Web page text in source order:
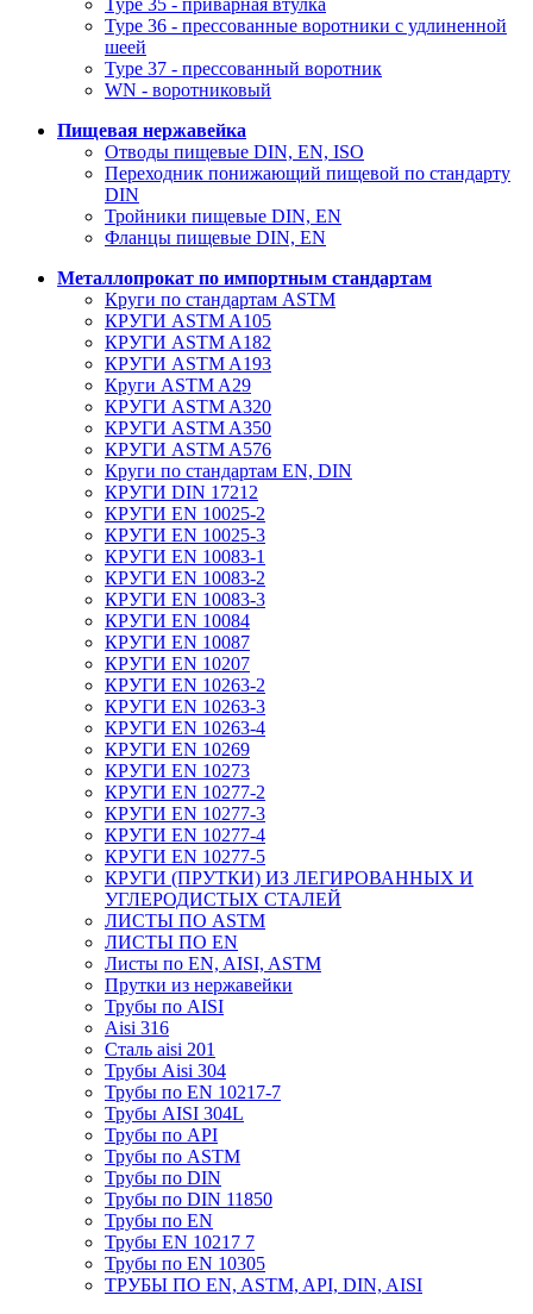
Type 35 - приварная втулка
Type 36 - прессованные воротники с удлиненной
шеей
Type 37 - прессованный воротник
WN - воротниковый
Пищевая нержавейка
Отводы пищевые DIN, EN, ISO
Переходник понижающий пищевой по стандарту
DIN
Тройники пищевые DIN, EN
Фланцы пищевые DIN, EN
Металлопрокат по импортным стандартам
Круги по стандартам ASTM
КРУГИ ASTM A105
КРУГИ ASTM A182
КРУГИ ASTM A193
Круги ASTM A29
КРУГИ ASTM A320
КРУГИ ASTM A350
КРУГИ ASTM A576
Круги по стандартам EN, DIN
КРУГИ DIN 17212
КРУГИ EN 10025-2
КРУГИ EN 10025-3
КРУГИ EN 10083-1
КРУГИ EN 10083-2
КРУГИ EN 10083-3
КРУГИ EN 10084
КРУГИ EN 10087
КРУГИ EN 10207
КРУГИ EN 10263-2
КРУГИ EN 10263-3
КРУГИ EN 10263-4
КРУГИ EN 10269
КРУГИ EN 10273
КРУГИ EN 10277-2
КРУГИ EN 10277-3
КРУГИ EN 10277-4
КРУГИ EN 10277-5
КРУГИ (ПРУТКИ) ИЗ ЛЕГИРОВАННЫХ И
УГЛЕРОДИСТЫХ СТАЛЕЙ
ЛИСТЫ ПО ASTM
ЛИСТЫ ПО EN
Листы по EN, AISI, ASTM
Прутки из нержавейки
Трубы по AISI
Aisi 316
Сталь aisi 201
Трубы Aisi 304
Трубы по EN 10217-7
Трубы AISI 304L
Трубы по API
Трубы по ASTM
Трубы по DIN
Трубы по DIN 11850
Трубы по EN
Трубы EN 10217 7
Трубы по EN 10305
ТРУБЫ ПО EN, ASTM, API, DIN, AISI